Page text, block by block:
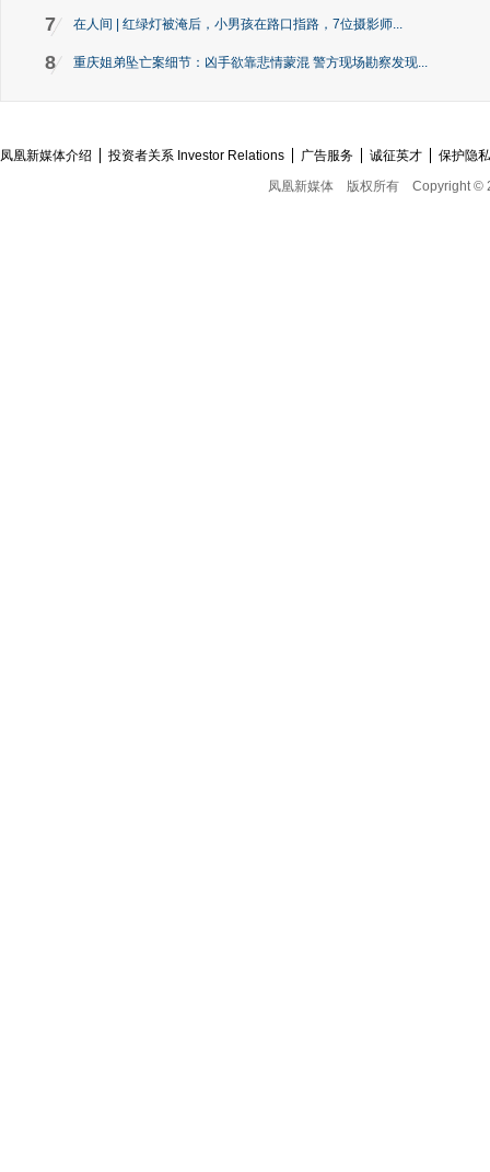
7 在人间 | 红绿灯被淹后，小男孩在路口指路，7位摄影师...
8 重庆姐弟坠亡案细节：凶手欲靠悲情蒙混 警方现场勘察发现...
凤凰新媒体介绍 投资者关系 Investor Relations 广告服务 诚征英才
保护隐
凤凰新媒体
版权所有 Copyright ©